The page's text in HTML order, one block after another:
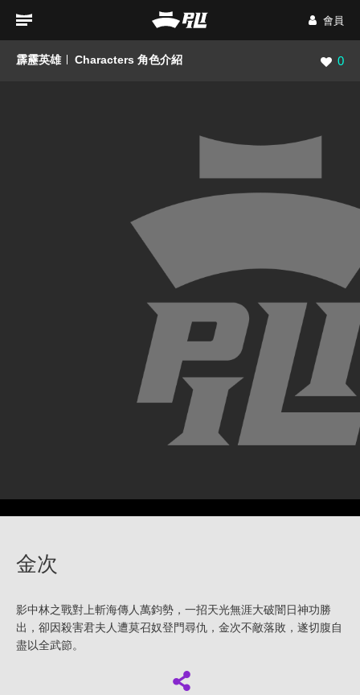
會員
霹靂英雄 Characters 角色介紹 瀏覽
0
金次
影中林之戰對上斬海傳人萬鈞勢，一招天光無涯大破闇日神功勝
出，卻因殺害君夫人遭莫召奴登門尋仇，金次不敵落敗，遂切腹自
盡以全武節。